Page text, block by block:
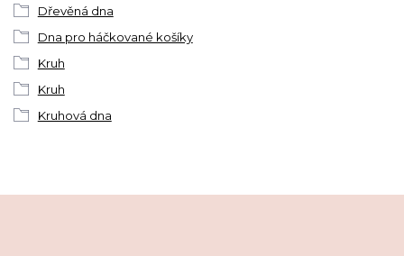
Dřevěná dna
Dna pro háčkované košíky
Kruh
Kruh
Kruhová dna